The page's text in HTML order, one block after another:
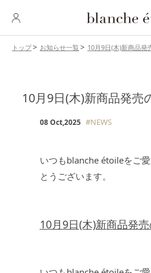
トップ お知らせ一覧 10月9日(木)新商品発
10月9日(木)新商品発売
08 Oct,2025 #NEWS
いつもblanche étoileをご
とうございます。
10月9日(木)新商品発
INNER CARE インナーケア